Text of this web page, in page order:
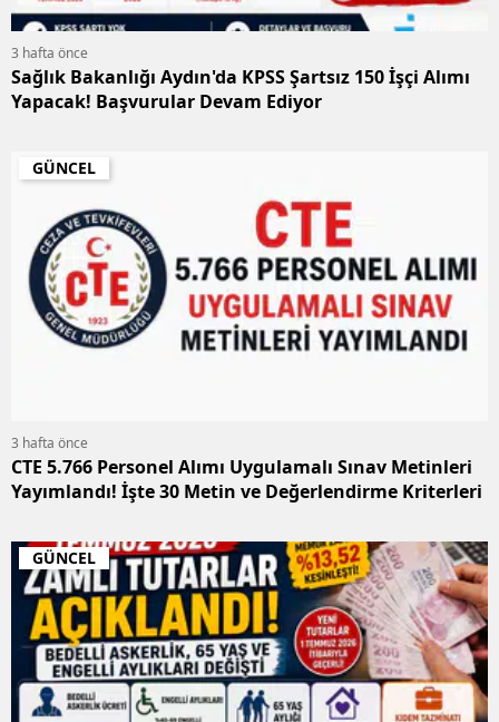
3 hafta önce
Sağlık Bakanlığı Aydın'da KPSS Şartsız 150 İşçi Alımı
Yapacak! Başvurular Devam Ediyor
GÜNCEL
3 hafta önce
CTE 5.766 Personel Alımı Uygulamalı Sınav Metinleri
Yayımlandı! İşte 30 Metin ve Değerlendirme Kriterleri
GÜNCEL